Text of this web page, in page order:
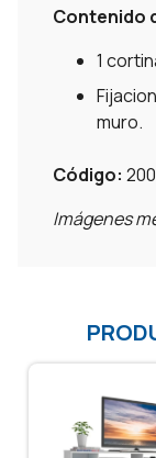
Contenido
1
muro.
Código:
Imágenes